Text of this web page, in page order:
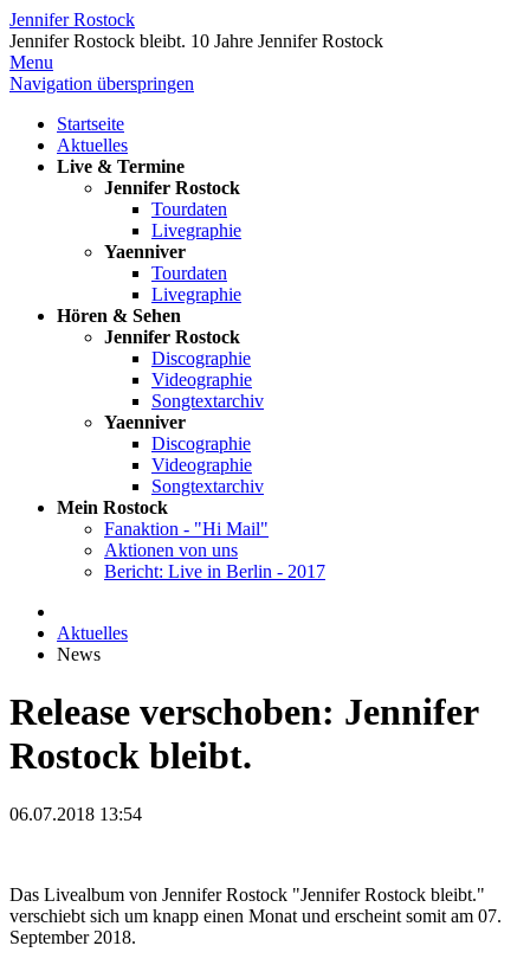
Jennifer Rostock
Jennifer Rostock bleibt. 10 Jahre Jennifer Rostock
Menu
Navigation überspringen
Startseite
Aktuelles
Live & Termine
Jennifer Rostock
Tourdaten
Livegraphie
Yaenniver
Tourdaten
Livegraphie
Hören & Sehen
Jennifer Rostock
Discographie
Videographie
Songtextarchiv
Yaenniver
Discographie
Videographie
Songtextarchiv
Mein Rostock
Fanaktion - "Hi Mail"
Aktionen von uns
Bericht: Live in Berlin - 2017
Aktuelles
News
Release verschoben: Jennifer
Rostock bleibt.
06.07.2018 13:54
Das Livealbum von Jennifer Rostock "Jennifer Rostock bleibt."
verschiebt sich um knapp einen Monat und erscheint somit am 07.
September 2018.